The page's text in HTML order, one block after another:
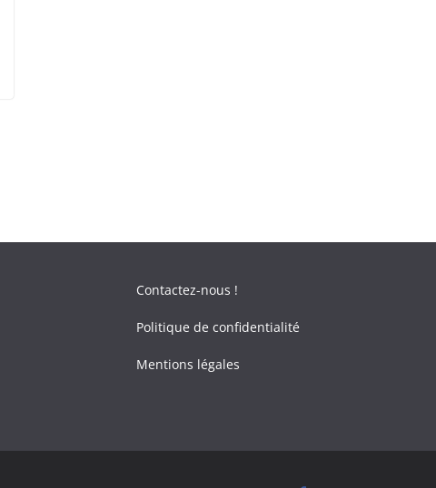
Contactez-nous !
Politique de confidentialité
Mentions légales